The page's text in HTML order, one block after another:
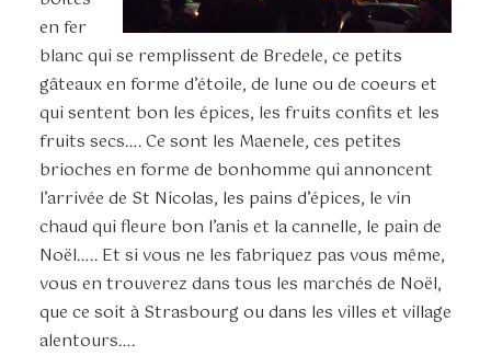
en fer
blanc qui se remplissent de Bredele, ce petits
gâteaux en forme d’étoile, de lune ou de coeurs et
qui sentent bon les épices, les fruits confits et les
fruits secs…. Ce sont les Maenele, ces petites
brioches en forme de bonhomme qui annoncent
l’arrivée de St Nicolas, les pains d’épices, le vin
chaud qui fleure bon l’anis et la cannelle, le pain de
Noël….. Et si vous ne les fabriquez pas vous même,
vous en trouverez dans tous les marchés de Noël,
que ce soit à Strasbourg ou dans les villes et village
alentours….